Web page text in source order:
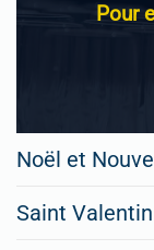
Pour
Noël et
Saint Valentin